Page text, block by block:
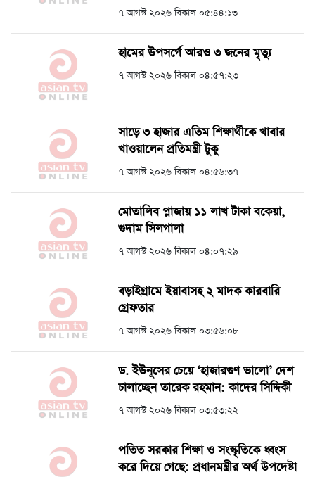
৭ আগস্ট ২০২৬ বিকাল ০৫:৪৪:১৩
হামের উপসর্গে আরও ৩ জনের মৃত্যু
৭ আগস্ট ২০২৬ বিকাল ০৪:৫৭:২৩
সাড়ে ৩ হাজার এতিম শিক্ষার্থীকে খাবার
খাওয়ালেন প্রতিমন্ত্রী টুকু
৭ আগস্ট ২০২৬ বিকাল ০৪:৫৬:৩৭
মোতালিব প্লাজায় ১১ লাখ টাকা বকেয়া,
গুদাম সিলগালা
৭ আগস্ট ২০২৬ বিকাল ০৪:০৭:২৯
বড়াইগ্রামে ইয়াবাসহ ২ মাদক কারবারি
গ্রেফতার
৭ আগস্ট ২০২৬ বিকাল ০৩:৫৬:০৮
ড. ইউনূসের চেয়ে ‘হাজারগুণ ভালো’ দেশ
চালাচ্ছেন তারেক রহমান: কাদের সিদ্দিকী
৭ আগস্ট ২০২৬ বিকাল ০৩:৫৩:২২
পতিত সরকার শিক্ষা ও সংস্কৃতিকে ধ্বংস
করে দিয়ে গেছে: প্রধানমন্ত্রীর অর্থ উপদেষ্টা